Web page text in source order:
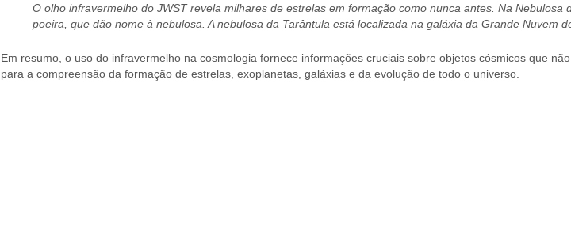
O olho infravermelho do JWST revela milhares de estrelas em formação como nunca antes. Na
poeira, que dão nome à nebulosa. A nebulosa da Tarântula está localizada na galáxia da Grande Nuvem
Em resumo, o uso do infravermelho na cosmologia fornece informações cruciais sobre objetos cósmicos que
para a compreensão da formação de estrelas, exoplanetas, galáxias e da evolução de todo o universo.